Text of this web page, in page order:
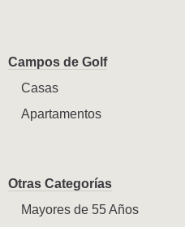
Campos de Golf
Casas
Apartamentos
Otras Categorías
Mayores de 55 Años